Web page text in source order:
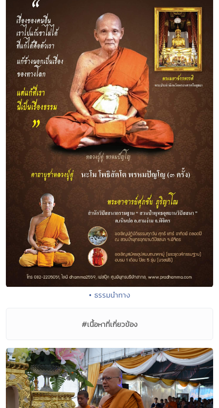
• ธรรมนำทาง
#เนื้อหาที่เกี่ยวข้อง